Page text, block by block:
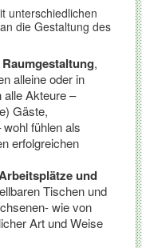
unterschiedlichen
die Gestaltung des
,
alleine oder in
Akteure –
Gäste,
fühlen als
erfolgreichen
und
Tischen und
wie von
Art und Weise